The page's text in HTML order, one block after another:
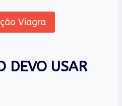
Viagra
DEVO USAR